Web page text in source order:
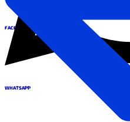
FACEBOOK
WHATSAPP